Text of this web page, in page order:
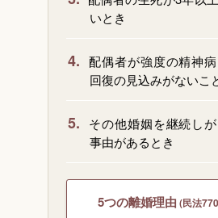
いとき
4. 配偶者が強度の精神病
回復の見込みがないこ
5.
その他婚姻を継続し
事由があるとき
5つの離婚理由 (民法